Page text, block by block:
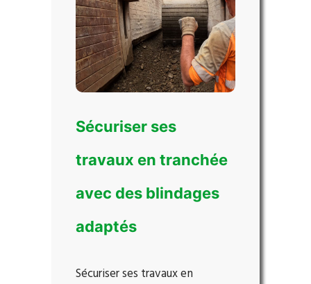
Sécuriser ses
travaux en tranchée
avec des blindages
adaptés
Sécuriser ses travaux en